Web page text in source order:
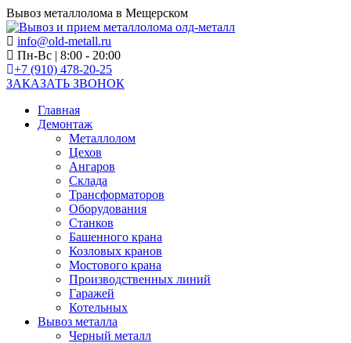
Вывоз металлолома в Мещерском
info@old-metall.ru
Пн-Вс | 8:00 - 20:00
+7 (910) 478-20-25
ЗАКАЗАТЬ ЗВОНОК
Главная
Демонтаж
Металлолом
Цехов
Ангаров
Склада
Трансформаторов
Оборудования
Станков
Башенного крана
Козловых кранов
Мостового крана
Производственных линий
Гаражей
Котельных
Вывоз металла
Черный металл